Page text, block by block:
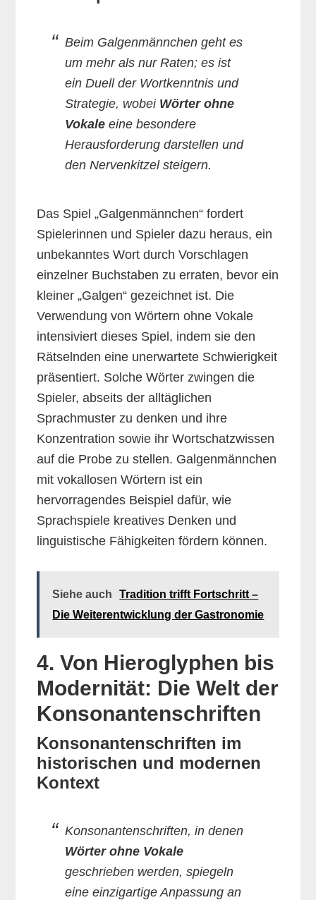
Beim Galgenmännchen geht es
um mehr als nur Raten; es ist
ein Duell der Wortkenntnis und
Strategie, wobei Wörter ohne
Vokale eine besondere
Herausforderung darstellen und
den Nervenkitzel steigern.
Das Spiel „Galgenmännchen“ fordert
Spielerinnen und Spieler dazu heraus, ein
unbekanntes Wort durch Vorschlagen
einzelner Buchstaben zu erraten, bevor ein
kleiner „Galgen“ gezeichnet ist. Die
Verwendung von Wörtern ohne Vokale
intensiviert dieses Spiel, indem sie den
Rätselnden eine unerwartete Schwierigkeit
präsentiert. Solche Wörter zwingen die
Spieler, abseits der alltäglichen
Sprachmuster zu denken und ihre
Konzentration sowie ihr Wortschatzwissen
auf die Probe zu stellen. Galgenmännchen
mit vokallosen Wörtern ist ein
hervorragendes Beispiel dafür, wie
Sprachspiele kreatives Denken und
linguistische Fähigkeiten fördern können.
Siehe auch
Tradition trifft Fortschritt –
Die Weiterentwicklung der Gastronomie
4. Von Hieroglyphen bis
Modernität: Die Welt der
Konsonantenschriften
Konsonantenschriften im
historischen und modernen
Kontext
Konsonantenschriften, in denen
Wörter ohne Vokale
geschrieben werden, spiegeln
eine einzigartige Anpassung an